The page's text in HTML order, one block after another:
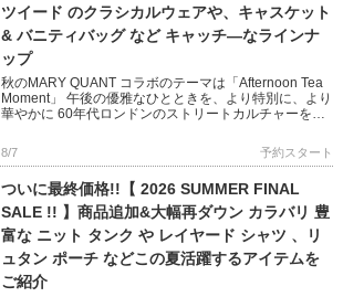
ツイード のクラシカルウェアや、キャスケット
& バニティバッグ など キャッチ―なラインナ
ップ
秋のMARY QUANT コラボのテーマは「Afternoon Tea
Moment」 午後の優雅なひとときを、より特別に、より
華やかに 60年代ロンドンのストリートカルチャーを象
8/7 予約スタート
ついに最終価格!!【 2026 SUMMER FINAL
SALE !! 】商品追加&大幅再ダウン カラバリ 豊
富な ニット タンク や レイヤード シャツ 、リ
ュタン ポーチ などこの夏活躍するアイテムを
ご紹介